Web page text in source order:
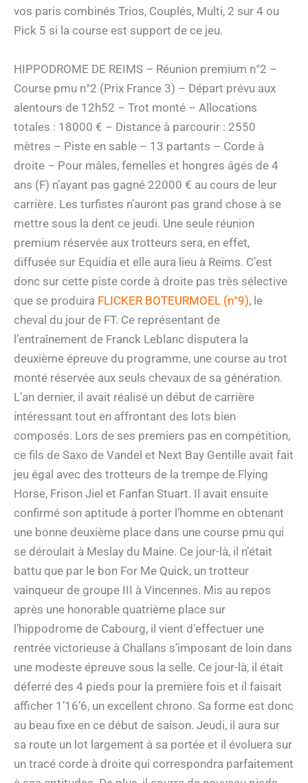
vos paris combinés Trios, Couplés, Multi, 2 sur 4 ou
Pick 5 si la course est support de ce jeu.
HIPPODROME DE REIMS – Réunion premium n°2 –
Course pmu n°2 (Prix France 3) – Départ prévu aux
alentours de 12h52 – Trot monté – Allocations
totales : 18000 € – Distance à parcourir : 2550
mètres – Piste en sable – 13 partants – Corde à
droite – Pour mâles, femelles et hongres âgés de 4
ans (F) n’ayant pas gagné 22000 € au cours de leur
carrière. Les turfistes n’auront pas grand chose à se
mettre sous la dent ce jeudi. Une seule réunion
premium réservée aux trotteurs sera, en effet,
diffusée sur Equidia et elle aura lieu à Reims. C’est
donc sur cette piste corde à droite pas très sélective
que se produira FLICKER BOTEURMOEL (n°9), le
cheval du jour de FT. Ce représentant de
l’entraînement de Franck Leblanc disputera la
deuxième épreuve du programme, une course au trot
monté réservée aux seuls chevaux de sa génération.
L’an dernier, il avait réalisé un début de carrière
intéressant tout en affrontant des lots bien
composés. Lors de ses premiers pas en compétition,
ce fils de Saxo de Vandel et Next Bay Gentille avait fait
jeu égal avec des trotteurs de la trempe de Flying
Horse, Frison Jiel et Fanfan Stuart. Il avait ensuite
confirmé son aptitude à porter l’homme en obtenant
une bonne deuxième place dans une course pmu qui
se déroulait à Meslay du Maine. Ce jour-là, il n’était
battu que par le bon For Me Quick, un trotteur
vainqueur de groupe III à Vincennes. Mis au repos
après une honorable quatrième place sur
l’hippodrome de Cabourg, il vient d’effectuer une
rentrée victorieuse à Challans s’imposant de loin dans
une modeste épreuve sous la selle. Ce jour-là, il était
déferré des 4 pieds pour la première fois et il faisait
afficher 1’16’6, un excellent chrono. Sa forme est donc
au beau fixe en ce début de saison. Jeudi, il aura sur
sa route un lot largement à sa portée et il évoluera sur
un tracé corde à droite qui correspondra parfaitement